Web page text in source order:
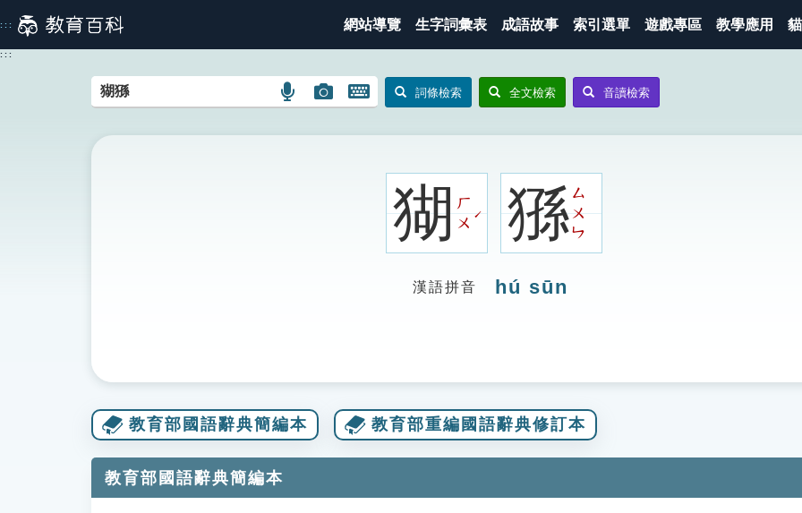
到
主
::: 網站導覽 生字詞彙表 成語故事 索引選單 遊戲專區 教學應用
:::
語
搜
圖
搜
開
鍵
詞條檢索 全文檢索 音讀檢索
猢ㄏ
ㄨ
ˊ 猻ㄙ
ㄨ
ㄣ
漢語拼音 hú sūn
教育部國語辭典簡編本 教育部重編國語辭典修訂本
教育部國語辭典簡編本